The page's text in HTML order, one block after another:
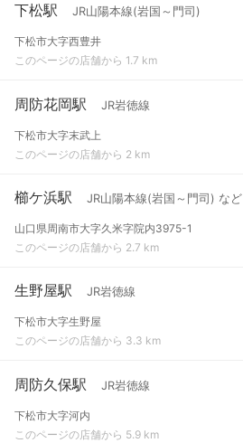
下松駅 JR山陽本線(岩国～門司)
下松市大字西豊井
このページの店舗から 1.7 km
周防花岡駅 JR岩徳線
下松市大字末武上
このページの店舗から 2 km
櫛ケ浜駅 JR山陽本線(岩国～門司) など
山口県周南市大字久米字院内3975-1
このページの店舗から 2.7 km
生野屋駅 JR岩徳線
下松市大字生野屋
このページの店舗から 3.3 km
周防久保駅 JR岩徳線
下松市大字河内
このページの店舗から 5.9 km